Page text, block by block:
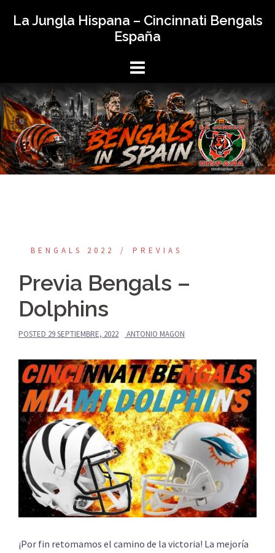
La Jungla Hispana – Cincinnati Bengals
España
BENGALS 2022 PREVIAS
Previa Bengals –
Dolphins
POSTED 29 SEPTIEMBRE, 2022 ANTONIO MAGON
¡Por fin retomamos el camino de la victoria! La mejoría